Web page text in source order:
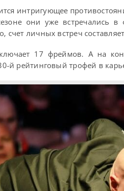
интригующее
они уже встречались
счет личных встреч
17 фреймов. А на
й рейтинговый трофей в